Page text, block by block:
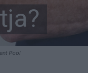
Pool